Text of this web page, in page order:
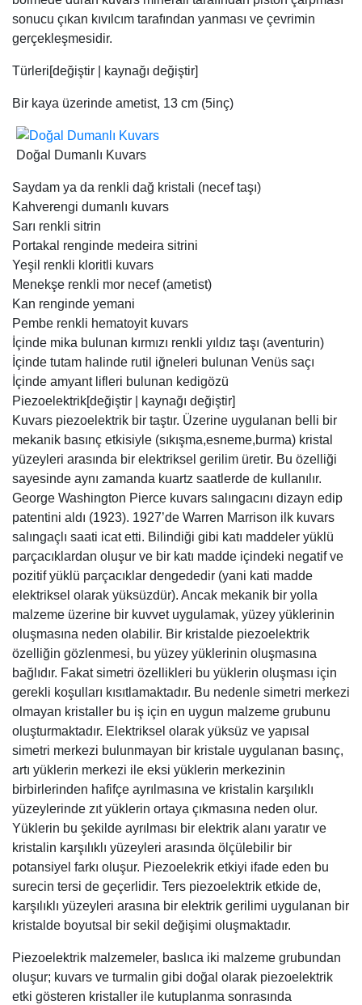
sonucu çıkan kıvılcım tarafından yanması ve çevrimin
gerçekleşmesidir.
Türleri[değiştir | kaynağı değiştir]
Bir kaya üzerinde ametist, 13 cm (5inç)
Doğal Dumanlı Kuvars
Saydam ya da renkli dağ kristali (necef taşı)
Kahverengi dumanlı kuvars
Sarı renkli sitrin
Portakal renginde medeira sitrini
Yeşil renkli kloritli kuvars
Menekşe renkli mor necef (ametist)
Kan renginde yemani
Pembe renkli hematoyit kuvars
İçinde mika bulunan kırmızı renkli yıldız taşı (aventurin)
İçinde tutam halinde rutil iğneleri bulunan Venüs saçı
İçinde amyant lifleri bulunan kedigözü
Piezoelektrik[değiştir | kaynağı değiştir]
Kuvars piezoelektrik bir taştır. Üzerine uygulanan belli bir
mekanik basınç etkisiyle (sıkışma,esneme,burma) kristal
yüzeyleri arasında bir elektriksel gerilim üretir. Bu özelliği
sayesinde aynı zamanda kuartz saatlerde de kullanılır.
George Washington Pierce kuvars salıngacını dizayn edip
patentini aldı (1923). 1927’de Warren Marrison ilk kuvars
salıngaçlı saati icat etti. Bilindiği gibi katı maddeler yüklü
parçacıklardan oluşur ve bir katı madde içindeki negatif ve
pozitif yüklü parçacıklar dengededir (yani kati madde
elektriksel olarak yüksüzdür). Ancak mekanik bir yolla
malzeme üzerine bir kuvvet uygulamak, yüzey yüklerinin
oluşmasına neden olabilir. Bir kristalde piezoelektrik
özelliğin gözlenmesi, bu yüzey yüklerinin oluşmasına
bağlıdır. Fakat simetri özellikleri bu yüklerin oluşması için
gerekli koşulları kısıtlamaktadır. Bu nedenle simetri merkezi
olmayan kristaller bu iş için en uygun malzeme grubunu
oluşturmaktadır. Elektriksel olarak yüksüz ve yapısal
simetri merkezi bulunmayan bir kristale uygulanan basınç,
artı yüklerin merkezi ile eksi yüklerin merkezinin
birbirlerinden hafifçe ayrılmasına ve kristalin karşılıklı
yüzeylerinde zıt yüklerin ortaya çıkmasına neden olur.
Yüklerin bu şekilde ayrılması bir elektrik alanı yaratır ve
kristalin karşılıklı yüzeyleri arasında ölçülebilir bir
potansiyel farkı oluşur. Piezoelekrik etkiyi ifade eden bu
surecin tersi de geçerlidir. Ters piezoelektrik etkide de,
karşılıklı yüzeyleri arasına bir elektrik gerilimi uygulanan bir
kristalde boyutsal bir sekil değişimi oluşmaktadır.
Piezoelektrik malzemeler, baslıca iki malzeme grubundan
oluşur; kuvars ve turmalin gibi doğal olarak piezoelektrik
etki gösteren kristaller ile kutuplanma sonrasında